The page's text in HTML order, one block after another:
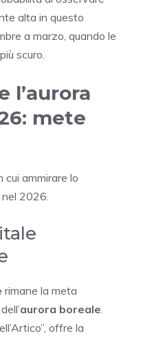
alta in questo
a marzo, quando le
scuro.
l’aurora
mete
cui ammirare lo
2026.
rimane la meta
aurora boreale
offre la